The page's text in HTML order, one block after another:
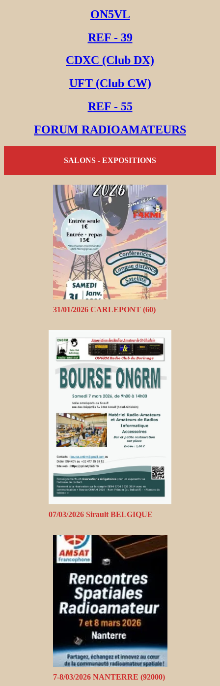
ON5VL
REF - 39
CDXC (Club DX)
UFT (Club CW)
REF - 55
FORUM RADIOAMATEURS
SALONS - EXPOSITIONS
31/01/2026 CARLEPONT (60)
07/03/2026 Sirault BELGIQUE
7-8/03/2026 NANTERRE (92000)